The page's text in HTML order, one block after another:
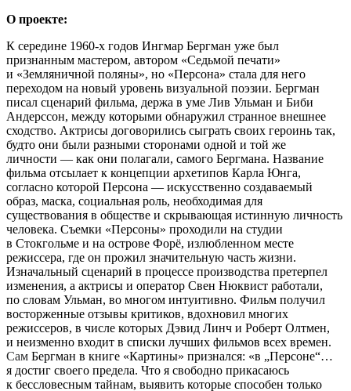
О проекте:
К середине 1960-х годов Ингмар Бергман уже был
признанным мастером, автором «Седьмой печати»
и «Земляничной поляны», но «Персона» стала для него
переходом на новый уровень визуальной поэзии. Бергман
писал сценарий фильма, держа в уме Лив Ульман и Биби
Андерссон, между которыми обнаружил странное внешнее
сходство. Актрисы договорились сыграть своих героинь так,
будто они были разными сторонами одной и той же
личности — как они полагали, самого Бергмана. Название
фильма отсылает к концепции архетипов Карла Юнга,
согласно которой Персона — искусственно создаваемый
образ, маска, социальная роль, необходимая для
существования в обществе и скрывающая истинную личность
человека. Съемки «Персоны» проходили на студии
в Стокгольме и на острове Форё, излюбленном месте
режиссера, где он прожил значительную часть жизни.
Изначальный сценарий в процессе производства претерпел
изменения, а актрисы и оператор Свен Нюквист работали,
по словам Ульман, во многом интуитивно. Фильм получил
восторженные отзывы критиков, вдохновил многих
режиссеров, в числе которых Дэвид Линч и Роберт Олтмен,
и неизменно входит в списки лучших фильмов всех времен.
Сам Бергман в книге «Картины» признался: «в „Персоне“…
я достиг своего предела. Что я свободно прикасаюсь
к бессловесным тайнам, выявить которые способен только